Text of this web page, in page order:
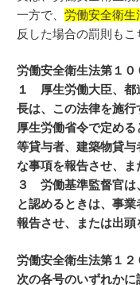
一方で、労働安全衛生
反した場合の罰則もこ
労働安全衛生法第１０
１ 厚生労働大臣、都
長は、この法律を施行
厚生労働省令で定め
等貸与者、建築物貸
な事項を報告させ、ま
３ 労働基準監督官は
と認めるときは、事
報告させ、または出頭
労働安全衛生法第１２
次の各号のいずれか